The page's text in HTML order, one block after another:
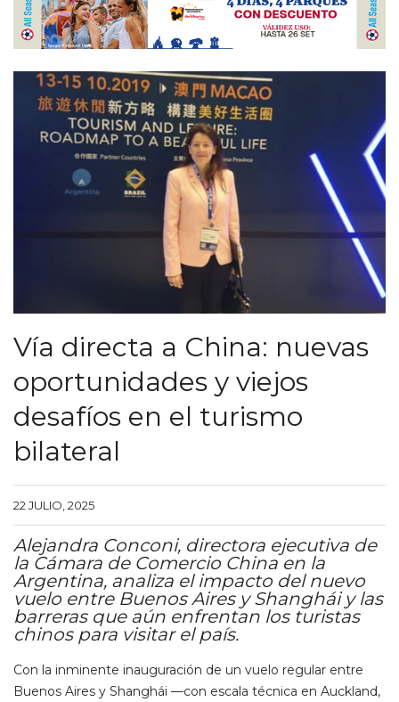
Vía directa a China: nuevas
oportunidades y viejos
desafíos en el turismo
bilateral
22 JULIO, 2025
Alejandra Conconi, directora ejecutiva de
la Cámara de Comercio China en la
Argentina, analiza el impacto del nuevo
vuelo entre Buenos Aires y Shanghái y las
barreras que aún enfrentan los turistas
chinos para visitar el país.
Con la inminente inauguración de un vuelo regular entre
Buenos Aires y Shanghái —con escala técnica en Auckland,